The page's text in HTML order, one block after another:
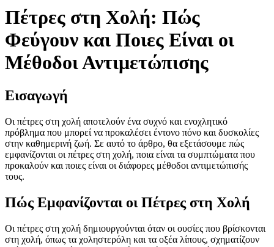
Πέτρες στη Χολή: Πώς
Φεύγουν και Ποιες Είναι οι
Μέθοδοι Αντιμετώπισης
Εισαγωγή
Οι πέτρες στη χολή αποτελούν ένα συχνό και ενοχλητικό
πρόβλημα που μπορεί να προκαλέσει έντονο πόνο και δυσκολίες
στην καθημερινή ζωή. Σε αυτό το άρθρο, θα εξετάσουμε πώς
εμφανίζονται οι πέτρες στη χολή, ποια είναι τα συμπτώματα που
προκαλούν και ποιες είναι οι διάφορες μέθοδοι αντιμετώπισής
τους.
Πώς Εμφανίζονται οι Πέτρες στη Χολή
Οι πέτρες στη χολή δημιουργούνται όταν οι ουσίες που βρίσκονται
στη χολή, όπως τα χοληστερόλη και τα οξέα λίπους, σχηματίζουν